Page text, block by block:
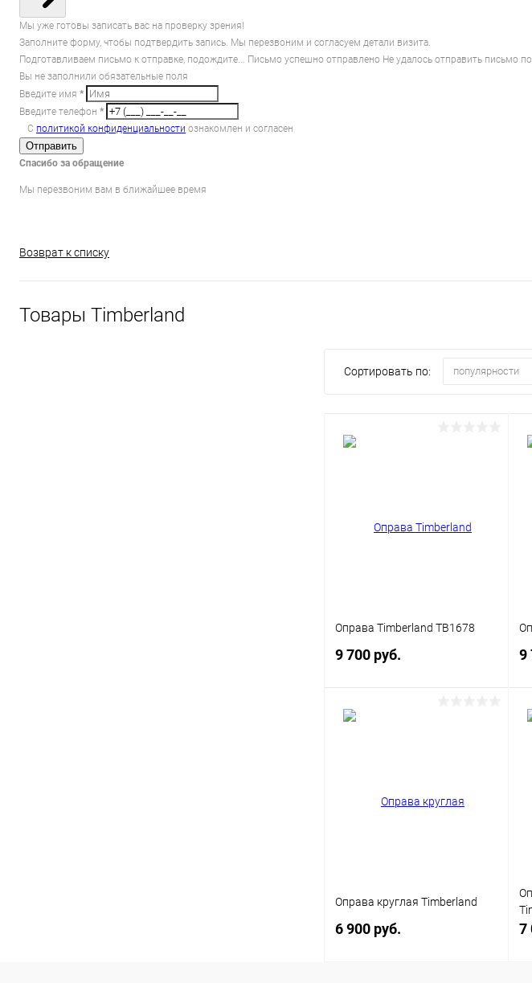
Мы уже готовы записать вас на проверку зрения!
Заполните форму, чтобы подтвердить запись. Мы перезвоним и согласуем детали визита.
Подготавливаем письмо к отправке, подождите... Письмо успешно отправлено Не удалось отправить письмо
Вы не заполнили обязательные поля
Введите имя *
Введите телефон *
С политикой конфиденциальности ознакомлен и согласен
Отправить
Спасибо за обращение
Мы перезвоним вам в ближайшее время
Возврат к списку
Товары Timberland
Сортировать по: популярности
Оправа Timberland TB1678
9 700 руб.
В избранное
Уточняйте
9
Оправа круглая Timberland
6 900 руб. 7